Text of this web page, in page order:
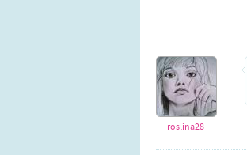
roslina28